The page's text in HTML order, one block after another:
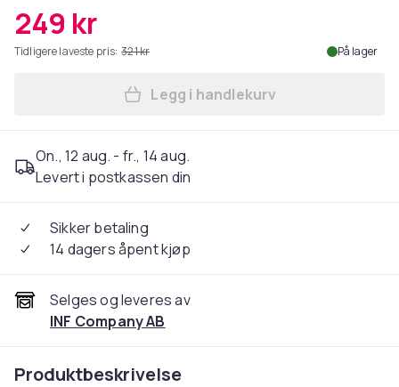
249 kr
Tidligere laveste pris: 321 kr På lager
Legg 1x4 HDMI-splitter til 4
Legg i handlekurv
On., 12 aug. - fr., 14 aug.
Levert i postkassen din
Sikker betaling
14 dagers åpent kjøp
Selges og leveres av
INF Company AB
Produktbeskrivelse